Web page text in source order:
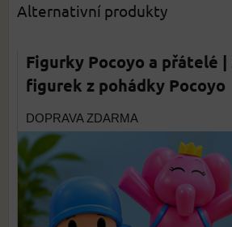
Alternativní produkty
Figurky Pocoyo a přátelé |
figurek z pohádky Pocoyo
DOPRAVA ZDARMA